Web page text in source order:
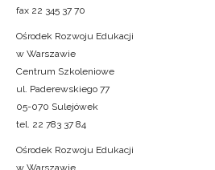
fax 22 345 37 70
Ośrodek Rozwoju Edukacji
w Warszawie
Centrum Szkoleniowe
ul. Paderewskiego 77
05-070 Sulejówek
tel. 22 783 37 84
Ośrodek Rozwoju Edukacji
w Warszawie